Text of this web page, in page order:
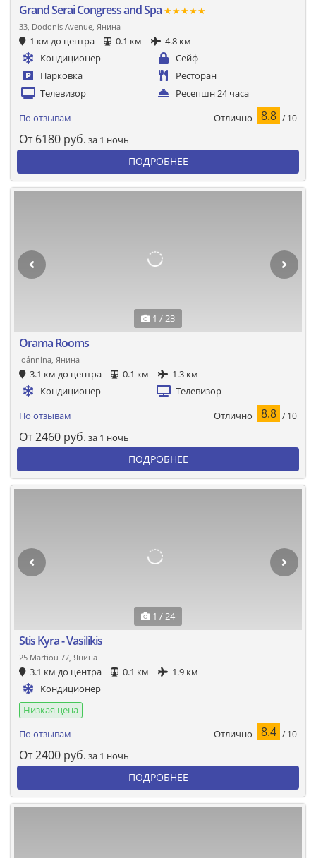
Grand Serai Congress and Spa ★★★★★
33, Dodonis Avenue, Янина
1 км до центра 0.1 км
4.8 км
Кондиционер
Сейф
Парковка
Ресторан
Телевизор
Ресепшн 24 часа
По отзывам Отлично 8.8 / 10
От 6180 руб. за 1 ночь
ПОДРОБНЕЕ
1 / 23
Orama Rooms
Ioánnina, Янина
3.1 км до центра 0.1 км
1.3 км
Кондиционер
Телевизор
По отзывам Отлично 8.8 / 10
От2460 руб. за 1 ночь
ПОДРОБНЕЕ
1 / 24
Stis Kyra - Vasilikis
25 Martiou 77, Янина
3.1 км до центра 0.1 км
1.9 км
Кондиционер
Низкая цена
По отзывам
Отлично 8.4 / 10
От2400 руб. за 1 ночь
ПОДРОБНЕЕ